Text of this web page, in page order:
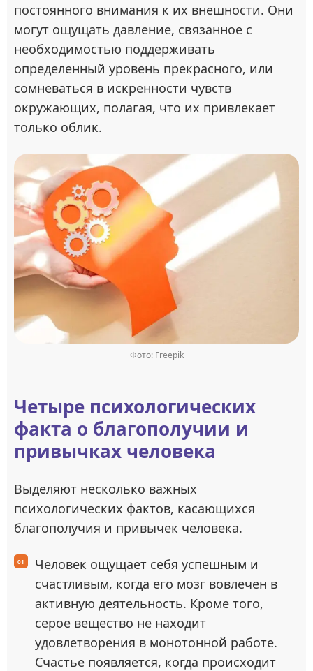
постоянного внимания к их внешности. Они
могут ощущать давление, связанное с
необходимостью поддерживать
определенный уровень прекрасного, или
сомневаться в искренности чувств
окружающих, полагая, что их привлекает
только облик.
Фото: Freepik
Четыре психологических
факта о благополучии и
привычках человека
Выделяют несколько важных
психологических фактов, касающихся
благополучия и привычек человека.
Человек ощущает себя успешным и
счастливым, когда его мозг вовлечен в
активную деятельность. Кроме того,
серое вещество не находит
удовлетворения в монотонной работе.
Счастье появляется, когда происходит